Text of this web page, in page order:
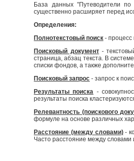
База данных "Путеводители по
существенно расширяет перед
Определения:
Полнотекстовый поиск - процесс
Поисковый документ-
страница, абзац текста. В
списки фондов, а также
Поисковый запрос - запрос к
Результаты поиска -
результаты поиска
Релевантность (поискового
формуле на основе различных
Расстояние (между словами)-
Часто расстояние между словами